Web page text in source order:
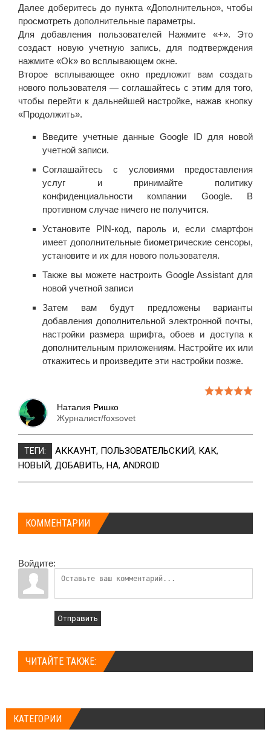
Далее доберитесь до пункта «Дополнительно», чтобы
просмотреть дополнительные параметры.
Для добавления пользователей Нажмите «+». Это
создаст новую учетную запись, для подтверждения
нажмите «Ok» во всплывающем окне.
Второе всплывающее окно предложит вам создать
нового пользователя — соглашайтесь с этим для того,
чтобы перейти к дальнейшей настройке, нажав кнопку
«Продолжить».
Введите учетные данные Google ID для новой
учетной записи.
Соглашайтесь с условиями предоставления
услуг и принимайте политику
конфиденциальности компании Google. В
противном случае ничего не получится.
Установите PIN-код, пароль и, если смартфон
имеет дополнительные биометрические сенсоры,
установите и их для нового пользователя.
Также вы можете настроить Google Assistant для
новой учетной записи
Затем вам будут предложены варианты
добавления дополнительной электронной почты,
настройки размера шрифта, обоев и доступа к
дополнительным приложениям. Настройте их или
откажитесь и произведите эти настройки позже.
Наталия Ришко
Журналист/foxsovet
ТЕГИ: АККАУНТ, ПОЛЬЗОВАТЕЛЬСКИЙ, КАК,
НОВЫЙ, ДОБАВИТЬ, НА, ANDROID
КОММЕНТАРИИ
Войдите:
Отправить
ЧИТАЙТЕ ТАКЖЕ:
КАТЕГОРИИ